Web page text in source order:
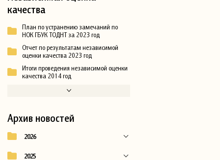
качества
План по устранению замечаний по
НОК ГБУК ТОДНТ за 2023 год
Отчет по результатам независимой
оценки качества 2023 год
Итоги проведения независимой оценки
качества 2014 год
Архив новостей
2026
2025